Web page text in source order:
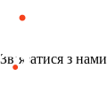
Зв’язатися з нами